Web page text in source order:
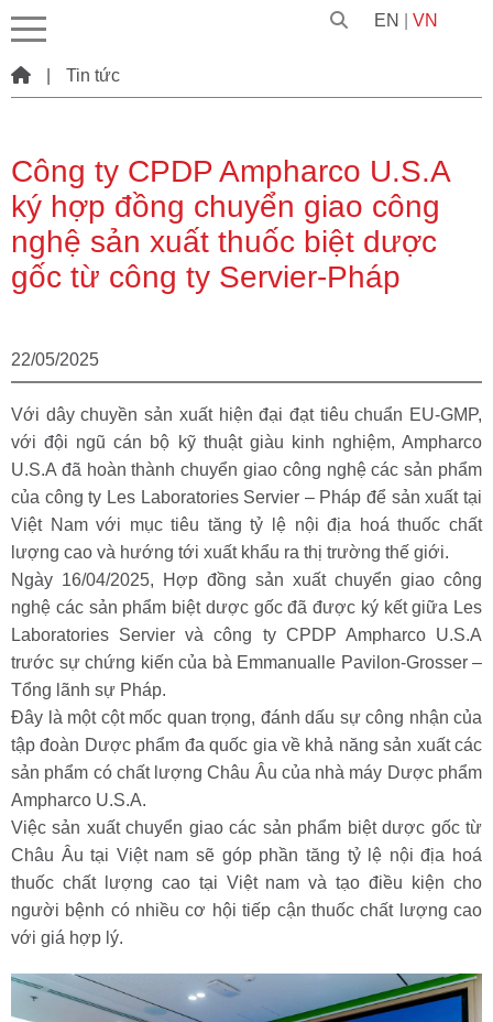
EN VN
Tin tức
Công ty CPDP Ampharco U.S.A
ký hợp đồng chuyển giao công
nghệ sản xuất thuốc biệt dược
gốc từ công ty Servier-Pháp
22/05/2025
Với dây chuyền sản xuất hiện đại đạt tiêu chuẩn EU-GMP,
với đội ngũ cán bộ kỹ thuật giàu kinh nghiệm, Ampharco
U.S.A đã hoàn thành chuyển giao công nghệ các sản phẩm
của công ty Les Laboratories Servier – Pháp để sản xuất tại
Việt Nam với mục tiêu tăng tỷ lệ nội địa hoá thuốc chất
lượng cao và hướng tới xuất khẩu ra thị trường thế giới.
Ngày 16/04/2025, Hợp đồng sản xuất chuyển giao công
nghệ các sản phẩm biệt dược gốc đã được ký kết giữa Les
Laboratories Servier và công ty CPDP Ampharco U.S.A
trước sự chứng kiến của bà Emmanualle Pavilon-Grosser –
Tổng lãnh sự Pháp.
Đây là một cột mốc quan trọng, đánh dấu sự công nhận của
tập đoàn Dược phẩm đa quốc gia về khả năng sản xuất các
sản phẩm có chất lượng Châu Âu của nhà máy Dược phẩm
Ampharco U.S.A.
Việc sản xuất chuyển giao các sản phẩm biệt dược gốc từ
Châu Âu tại Việt nam sẽ góp phần tăng tỷ lệ nội địa hoá
thuốc chất lượng cao tại Việt nam và tạo điều kiện cho
người bệnh có nhiều cơ hội tiếp cận thuốc chất lượng cao
với giá hợp lý.